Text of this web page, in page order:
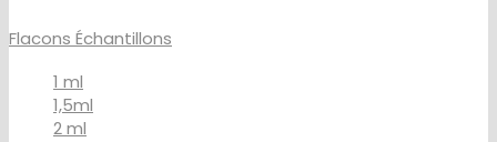
Flacons Échantillons
1 ml
1,5ml
2 ml